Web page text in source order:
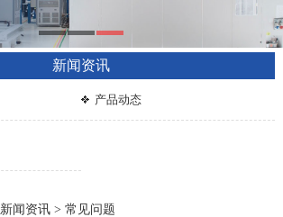
新闻资讯
产品动态
新闻资讯> 常见问题